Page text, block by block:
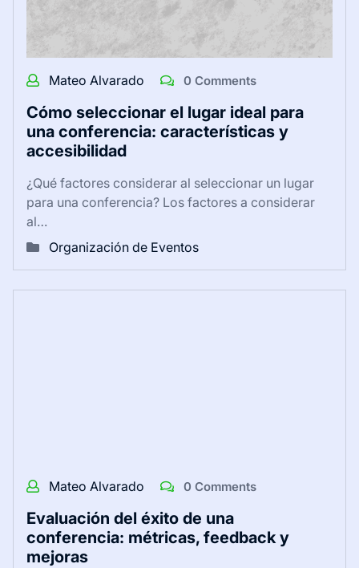
Mateo Alvarado 0 Comments
Cómo seleccionar el lugar ideal para
una conferencia: características y
accesibilidad
¿Qué factores considerar al seleccionar un lugar
para una conferencia? Los factores a considerar
al…
Organización de Eventos
Mateo Alvarado 0 Comments
Evaluación del éxito de una
conferencia: métricas, feedback y
mejoras